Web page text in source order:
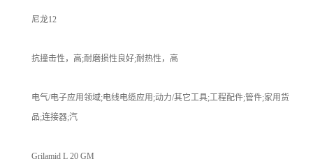
尼龙12
抗撞击性，高;耐磨损性良好;耐热性，高
电气/电子应用领域;电线电缆应用;动力/其它工具;工程配件;管件;家用货
品;连接器;汽
Grilamid L 20 GM